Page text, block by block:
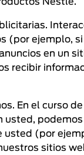
(por ejemplo,
en un
recibir
En el curso
usted,
usted (por
sitios